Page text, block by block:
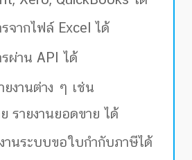
รจากไฟล์ Excel ได้
รผ่าน API ได้
ยงานต่าง ๆ เช่น
รายงานยอดขาย ได้
านระบบขอใบกำกับภาษีได้